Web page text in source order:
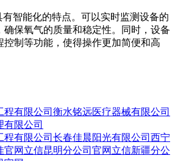
有智能化的特点。可以实时监测设备的
确保氧气的质量和稳定性。同时，设备
控制等功能，使得操作更加简便和高
程有限公司 衡水铭远医疗器械有限公司
有限公司
程有限公司 长春佳晨阳光有限公司 西宁
官网 立信昆明分公司官网 立信新疆分公